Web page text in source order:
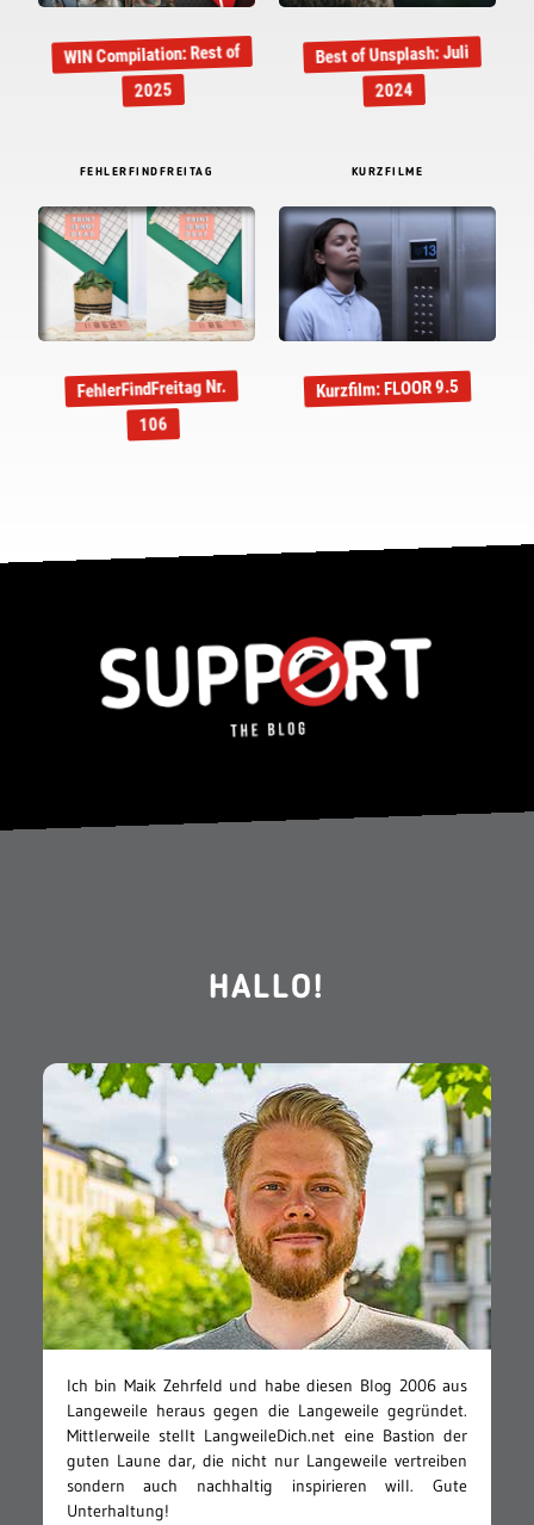
WIN Compilation: Rest of
2025
Best of Unsplash: Juli
2024
FEHLERFINDFREITAG
FehlerFindFreitag Nr.
106
KURZFILME
Kurzfilm: FLOOR 9.5
HALLO!
Ich bin Maik Zehrfeld und habe diesen Blog 2006 aus
Langeweile heraus gegen die Langeweile gegründet.
Mittlerweile stellt LangweileDich.net eine Bastion der
guten Laune dar, die nicht nur Langeweile vertreiben
sondern auch nachhaltig inspirieren will. Gute
Unterhaltung!